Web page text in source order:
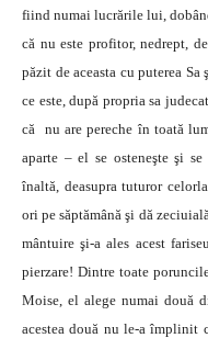
fiind numai lucrările lui,
că nu este profitor, nedrept,
păzit de aceasta cu puterea
ce este, după propria sa
că nu are pereche în toată
aparte – el se osteneşte şi se
înaltă, deasupra tuturor
ori pe săptămână şi dă
mântuire şi-a ales acest
pierzare! Dintre toate
Moise, el alege numai două
acestea două nu le-a împlinit